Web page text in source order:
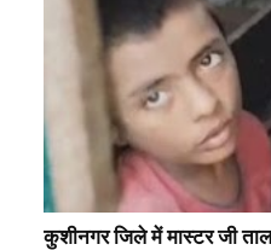
कुशीनगर जिले में मास्टर जी